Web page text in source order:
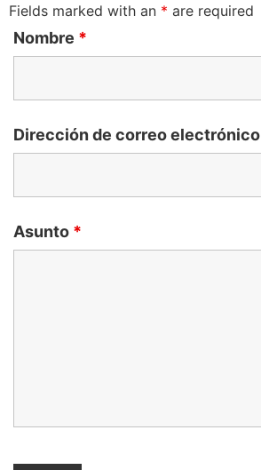
Fields marked with an * are required
Nombre *
Dirección de correo electrónico
Asunto *